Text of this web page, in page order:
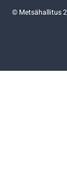
©Metsähallitus